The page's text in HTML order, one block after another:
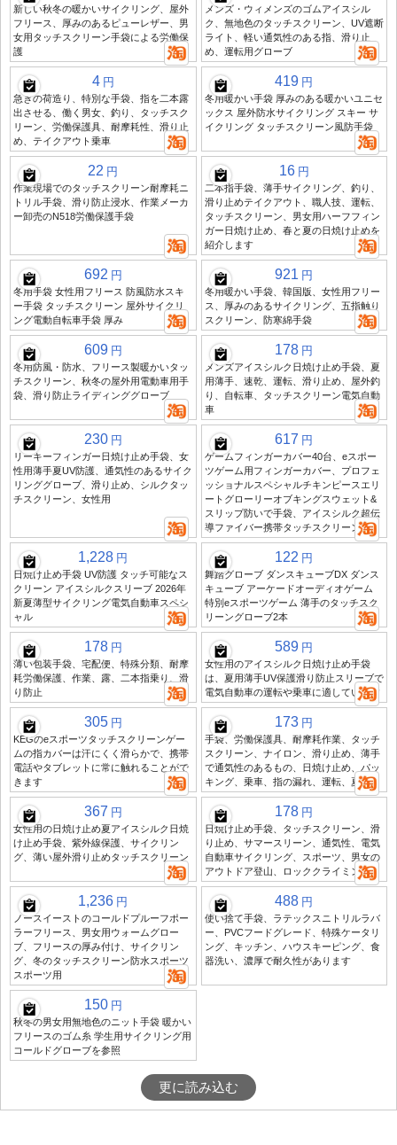
新しい秋冬の暖かいサイクリング、屋外
フリース、厚みのあるピューレザー、男
女用タッチスクリーン手袋による労働保
護
メンズ・ウィメンズのゴムアイスシル
ク、無地色のタッチスクリーン、UV遮断
ライト、軽い通気性のある指、滑り止
め、運転用グローブ
4 円
急ぎの荷造り、特別な手袋、指を二本露
出させる、働く男女、釣り、タッチスク
リーン、労働保護具、耐摩耗性、滑り止
め、テイクアウト乗車
419 円
冬用暖かい手袋 厚みのある暖かいユニセ
ックス 屋外防水サイクリング スキー サ
イクリング タッチスクリーン風防手袋
22 円
作業現場でのタッチスクリーン耐摩耗ニ
トリル手袋、滑り防止浸水、作業メーカ
ー卸売のN518労働保護手袋
16 円
二本指手袋、薄手サイクリング、釣り、
滑り止めテイクアウト、職人技、運転、
タッチスクリーン、男女用ハーフフィン
ガー日焼け止め、春と夏の日焼け止めを
紹介します
692 円
冬用手袋 女性用フリース 防風防水スキ
ー手袋 タッチスクリーン 屋外サイクリ
ング電動自転車手袋 厚み
921 円
冬用暖かい手袋、韓国版、女性用フリー
ス、厚みのあるサイクリング、五指触り
スクリーン、防寒綿手袋
609 円
冬用防風・防水、フリース製暖かいタッ
チスクリーン、秋冬の屋外用電動車用手
袋、滑り防止ライディンググローブ
178 円
メンズアイスシルク日焼け止め手袋、夏
用薄手、速乾、運転、滑り止め、屋外釣
り、自転車、タッチスクリーン電気自動
車
230 円
リーキーフィンガー日焼け止め手袋、女
性用薄手夏UV防護、通気性のあるサイク
リンググローブ、滑り止め、シルクタッ
チスクリーン、女性用
617 円
ゲームフィンガーカバー40台、eスポー
ツゲーム用フィンガーカバー、プロフェ
ッショナルスペシャルチキンピースエリ
ートグローリーオブキングスウェット&
スリップ防いで手袋、アイスシルク超伝
導ファイバー携帯タッチスクリーン
1,228 円
日焼け止め手袋 UV防護 タッチ可能なス
クリーン アイスシルクスリーブ 2026年
新夏薄型サイクリング電気自動車スペシ
ャル
122 円
舞踏グローブ ダンスキューブDX ダンス
キューブ アーケードオーディオゲーム
特別eスポーツゲーム 薄手のタッチスク
リーングローブ2本
178 円
薄い包装手袋、宅配便、特殊分類、耐摩
耗労働保護、作業、露、二本指乗り、滑
り防止
589 円
女性用のアイスシルク日焼け止め手袋
は、夏用薄手UV保護滑り防止スリーブで
電気自動車の運転や乗車に適しています
305 円
KEGのeスポーツタッチスクリーンゲー
ムの指カバーは汗にくく滑らかで、携帯
電話やタブレットに常に触れることがで
きます
173 円
手袋、労働保護具、耐摩耗作業、タッチ
スクリーン、ナイロン、滑り止め、薄手
で通気性のあるもの、日焼け止め、パッ
キング、乗車、指の漏れ、運転、夏
367 円
女性用の日焼け止め夏アイスシルク日焼
け止め手袋、紫外線保護、サイクリン
グ、薄い屋外滑り止めタッチスクリーン
178 円
日焼け止め手袋、タッチスクリーン、滑
り止め、サマースリーン、通気性、電気
自動車サイクリング、スポーツ、男女の
アウトドア登山、ロッククライミング
1,236 円
ノースイーストのコールドプルーフポー
ラーフリース、男女用ウォームグロー
ブ、フリースの厚み付け、サイクリン
グ、冬のタッチスクリーン防水スポーツ
スポーツ用
488 円
使い捨て手袋、ラテックスニトリルラバ
ー、PVCフードグレード、特殊ケータリ
ング、キッチン、ハウスキーピング、食
器洗い、濃厚で耐久性があります
150 円
秋冬の男女用無地色のニット手袋 暖かい
フリースのゴム糸 学生用サイクリング用
コールドグローブを参照
更に読み込む